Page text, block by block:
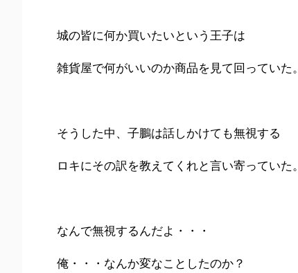
城の皆に何か買いたいという王子は
雑貨屋で何がいいのか商品を見て回っていた。
そうした中、子鵬は話しかけても無視する
ロキにその訳を教えてくれと言い寄っていた。
なんで無視するんだよ・・・
俺・・・なんか変なことしたのか？